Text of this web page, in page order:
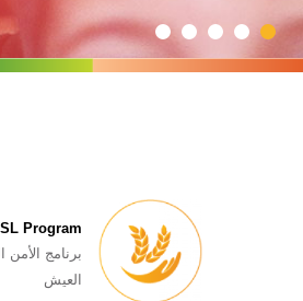
Program
برنامج الأمن
العیش